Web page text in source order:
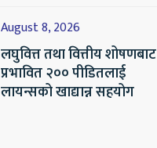
August 8, 2026
लघुवित्त तथा वित्तीय शोषणबाट
प्रभावित २०० पीडितलाई
लायन्सको खाद्यान्न सहयोग